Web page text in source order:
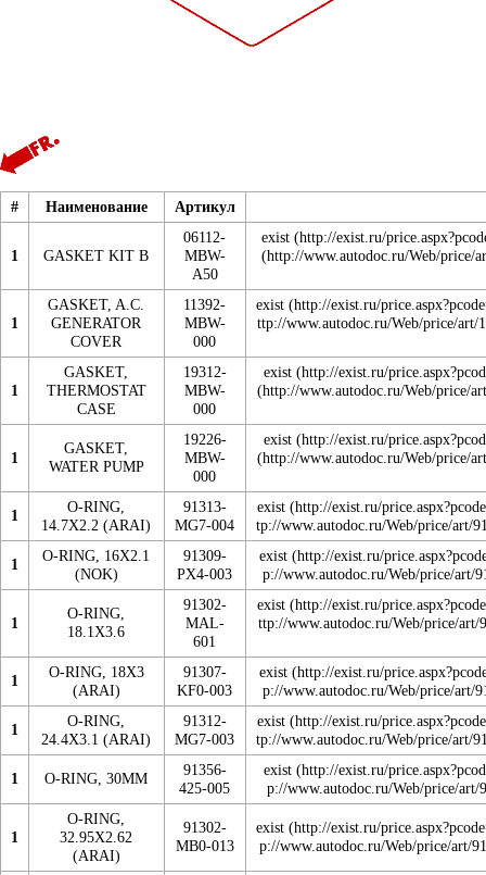
# Наименование Артикул
1 GASKET KIT B
06112-
MBW-
A50
exist
1
GASKET, A.C.
GENERATOR
COVER
11392-
MBW-
000
exist
1
GASKET,
THERMOSTAT
CASE
19312-
MBW-
000
exist
1
GASKET,
WATER PUMP
19226-
MBW-
000
exist
1
O-RING,
14.7X2.2 (ARAI)
91313-
MG7-004
exist
1
O-RING, 16X2.1
(NOK)
91309-
PX4-003
exist
1
O-RING,
18.1X3.6
91302-
MAL-
601
exist
1
O-RING, 18X3
(ARAI)
91307-
KF0-003
exist
1
O-RING,
24.4X3.1 (ARAI)
91312-
MG7-003
exist
1 O-RING, 30MM
91356-
425-005
exist
1
O-RING,
32.95X2.62
(ARAI)
91302-
MB0-013
exist